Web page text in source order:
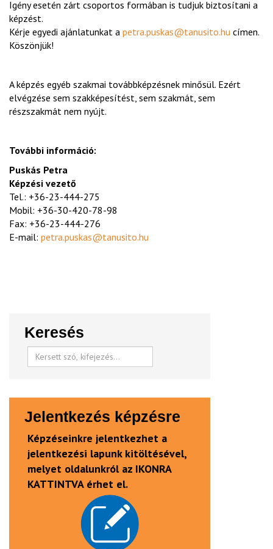
Igény esetén zárt csoportos formában is tudjuk biztosítani a
képzést.
Kérje egyedi ajánlatunkat a petra.puskas@tanusito.hu címen.
Köszönjük!
A képzés egyéb szakmai továbbképzésnek minősül. Ezért
elvégzése sem szakképesítést, sem szakmát, sem
részszakmát nem nyújt.
További információ:
Puskás Petra
Képzési vezető
Tel.: +36-23-444-275
Mobil: +36-30-420-78-98
Fax: +36-23-444-276
E-mail: petra.puskas@tanusito.hu
Keresés
Jelentkezés képzésre
Képzéseinkre jelentkezhet a
jelentkezési lapunk kitöltésével,
melyet oldalunkról az IKONRA
KATTINTVA érhet el.